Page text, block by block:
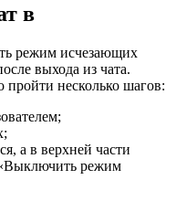
в
режим исчезающих
выхода из чата.
несколько шагов:
а в верхней части
режим